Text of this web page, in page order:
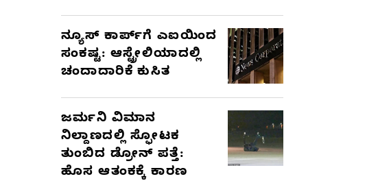
ನ್ಯೂಸ್ ಕಾರ್ಪ್‌ಗೆ ಎಐಯಿಂದ
ಸಂಕಷ್ಟ: ಆಸ್ಟ್ರೇಲಿಯಾದಲ್ಲಿ
ಚಂದಾದಾರಿಕೆ ಕುಸಿತ
ಜರ್ಮನಿ ವಿಮಾನ
ನಿಲ್ದಾಣದಲ್ಲಿ ಸ್ಫೋಟಕ
ತುಂಬಿದ ಡ್ರೋನ್ ಪತ್ತೆ:
ಹೊಸ ಆತಂಕಕ್ಕೆ ಕಾರಣ